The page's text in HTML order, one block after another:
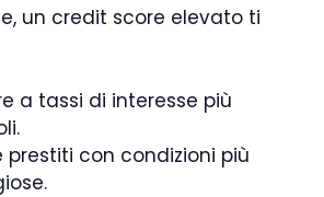
un credit score elevato ti
a tassi di interesse più
prestiti con condizioni più